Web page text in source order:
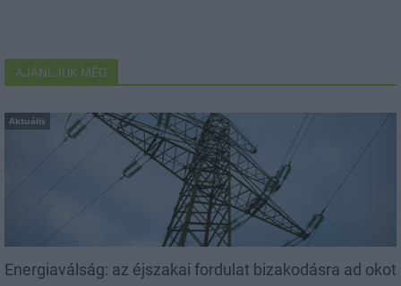
AJÁNLJUK MÉG
Aktuális
Energiaválság: az éjszakai fordulat bizakodásra ad okot